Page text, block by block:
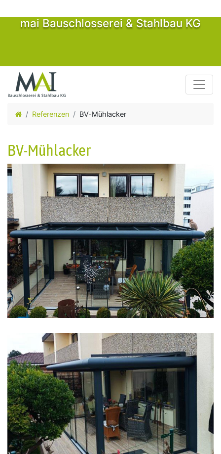
mai Bauschlosserei & Stahlbau KG
Referenzen BV-Mühlacker
BV-Mühlacker